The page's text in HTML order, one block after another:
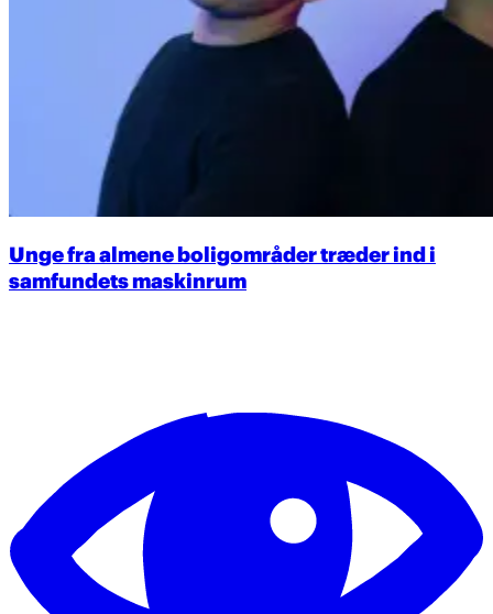
Unge fra almene boligområder træder ind i
samfundets maskinrum